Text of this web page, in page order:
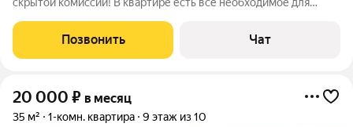
соблюдении правил проживания и целостности имущества.
Предоставляем договор при необходимости
Позвонить Чат
20 000 ₽ в месяц
35 м² 1-комн. квартира 9 этаж из 10